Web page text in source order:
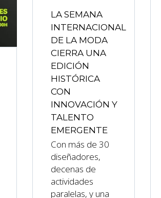
LA SEMANA
INTERNACIONAL
DE LA MODA
CIERRA UNA
EDICIÓN
HISTÓRICA
CON
INNOVACIÓN Y
TALENTO
EMERGENTE
Con más de 30
diseñadores,
decenas de
actividades
paralelas, y una